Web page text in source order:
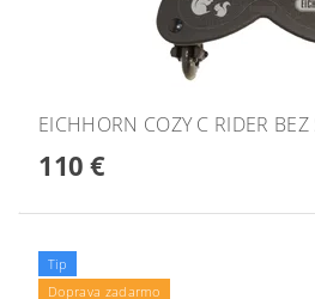
EICHHORN COZY C RIDER
110 €
Tip
Doprava zadarmo